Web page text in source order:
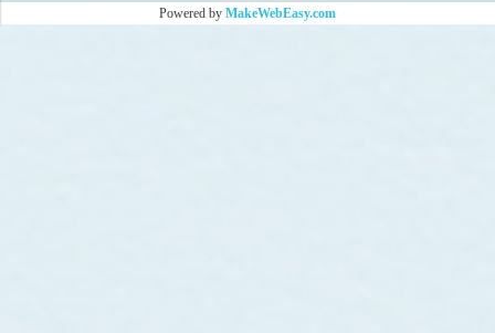
Powered by MakeWebEasy.com